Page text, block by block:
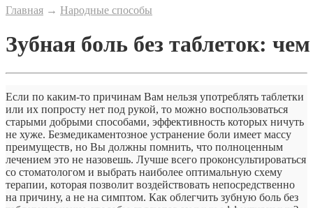
Главная → Народные способы
Зубная боль без таблеток:
Если по каким-то причинам Вам нельзя употреблять таблетки
или их попросту нет под рукой, то можно воспользоваться
старыми добрыми способами, эффективность которых ничуть
не хуже. Безмедикаментозное устранение боли имеет массу
преимуществ, но Вы должны помнить, что полноценным
лечением это не назовешь. Лучше всего проконсультироваться
со стоматологом и выбрать наиболее оптимальную схему
терапии, которая позволит воздействовать непосредственно
на причину, а не на симптом. Как облегчить зубную боль без